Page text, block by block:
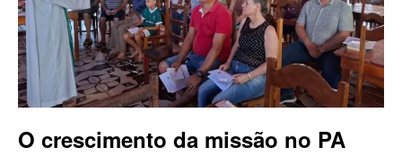
O crescimento da missão no PA